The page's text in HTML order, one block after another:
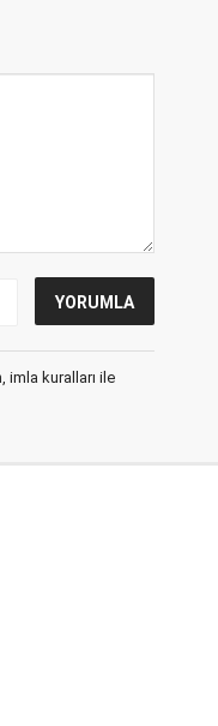
imla kuralları ile